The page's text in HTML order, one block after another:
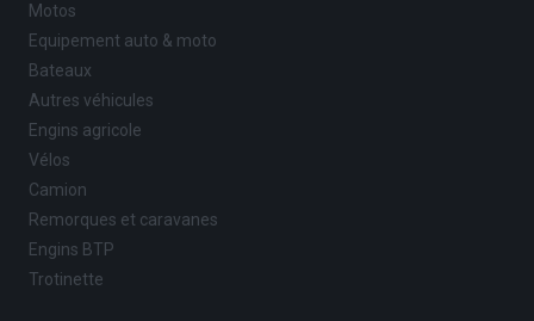
Motos
Equipement auto & moto
Bateaux
Autres véhicules
Engins agricole
Vélos
Camion
Remorques et caravanes
Engins BTP
Trotinette